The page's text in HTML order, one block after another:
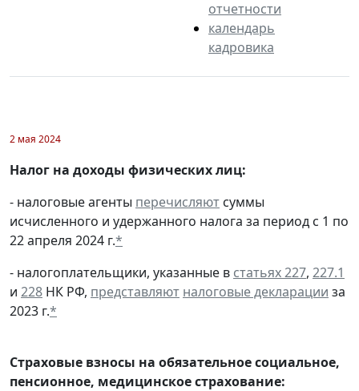
отчетности
календарь
кадровика
2 мая 2024
Налог на доходы физических лиц:
- налоговые агенты перечисляют суммы
исчисленного и удержанного налога за период с 1 по
22 апреля 2024 г.*
- налогоплательщики, указанные в статьях 227, 227.1
и 228 НК РФ, представляют налоговые декларации за
2023 г.*
Страховые взносы на обязательное социальное,
пенсионное, медицинское страхование: